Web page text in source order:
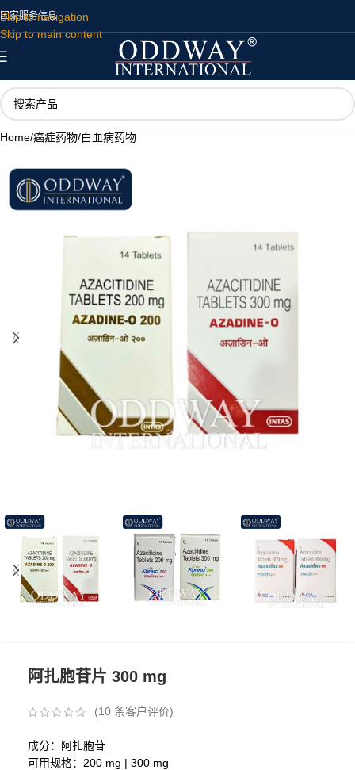
Skip to navigation
Skip to main content
国家服务信息
Home/癌症药物/白血病药物
阿扎胞苷片 300 mg
(10 条客户评价)
成分：阿扎胞苷
可用规格：200 mg | 300 mg